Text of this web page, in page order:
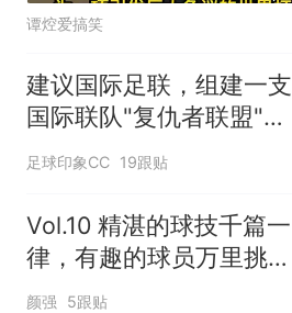
谭焢爱搞笑
建议国际足联，组建一支
国际联队"复仇者联盟"，
参加世界杯！
足球印象CC 19跟贴
Vol.10 精湛的球技千篇一
律，有趣的球员万里挑一|
赖在越位线
颜强 5跟贴